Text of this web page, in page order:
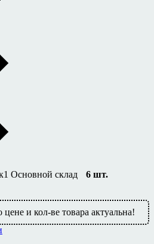
Основной склад 6 шт.
и кол-ве товара актуальна!